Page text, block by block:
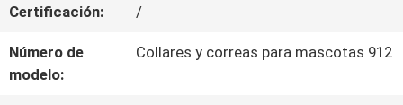
FÁBRICA
ÉNTRENOS
Certificación: /
Número de
modelo:
Collares y correas para mascotas 912